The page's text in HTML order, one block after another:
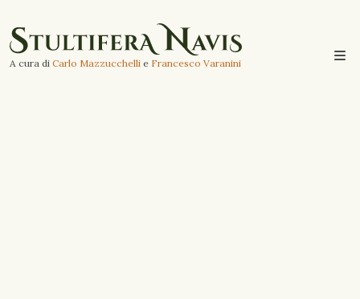
A cura di Carlo Mazzucchelli e Francesco Varanini